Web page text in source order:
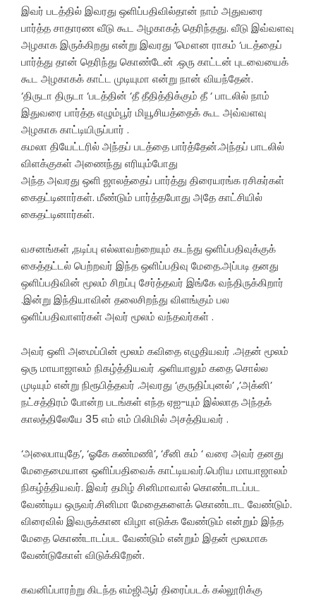
இவர் படத்தில் இவரது ஒளிப்பதிவில்தான் நாம் அதுவரை
பார்த்த சாதாரண வீடு கூட அழகாகத் தெரிந்தது. வீடு இவ்வளவு
அழகாக இருக்கிறது என்று இவரது ‘மௌன ராகம் ‘படத்தைப்
பார்த்து தான் தெரிந்து கொண்டேன் .ஒரு காட்டன் புடவையைக்
கூட அழகாகக் காட்ட முடியுமா என்று நான் வியந்தேன்.
‘திருடா திருடா ‘படத்தின் ‘தீ தீதித்திக்கும் தீ ‘ பாடலில் நாம்
இதுவரை பார்த்த எழும்பூர் மியூசியத்தைக் கூட அவ்வளவு
அழகாக காட்டியிருப்பார் .
கமலா தியேட்டரில் அந்தப் படத்தை பார்த்தேன்.அந்தப் பாடலில்
விளக்குகள் அணைந்து எரியும்போது
அந்த அவரது ஒளி ஜாலத்தைப் பார்த்து திரையரங்க ரசிகர்கள்
கைதட்டினார்கள். மீண்டும் பார்த்தபோது அதே காட்சியில்
கைதட்டினார்கள்.
வசனங்கள் ,நடிப்பு எல்லாவற்றையும் கடந்து ஒளிப்பதிவுக்குக்
கைத்தட்டல் பெற்றவர் இந்த ஒளிப்பதிவு மேதை.அப்படி தனது
ஒளிப்பதிவின் மூலம் சிறப்பு சேர்த்தவர் இங்கே வந்திருக்கிறார்
.இன்று இந்தியாவின் தலைசிறந்து விளங்கும் பல
ஒளிப்பதிவாளர்கள் அவர் மூலம் வந்தவர்கள் .
அவர் ஒளி அமைப்பின் மூலம் கவிதை எழுதியவர் .அதன் மூலம்
ஒரு மாயாஜாலம் நிகழ்த்தியவர் .ஒளியாலும் கதை சொல்ல
முடியும் என்று நிரூபித்தவர் .அவரது ‘குருதிப்புனல்’ ,’அக்னி’
நட்சத்திரம் போன்ற படங்கள் எந்த ஏஐ-யும் இல்லாத அந்தக்
காலத்திலேயே 35 எம் எம் பிலிமில் அசத்தியவர் .
‘அலைபாயுதே’, ‘ஓகே கண்மணி’, ‘சீனி கம் ‘ வரை அவர் தனது
மேதைமையான ஒளிப்பதிவைக் காட்டியவர்.பெரிய மாயாஜாலம்
நிகழ்த்தியவர். இவர் தமிழ் சினிமாவால் கொண்டாடப்பட
வேண்டிய ஒருவர்.சினிமா மேதைகளைக் கொண்டாட வேண்டும்.
விரைவில் இவருக்கான விழா எடுக்க வேண்டும் என்றும் இந்த
மேதை கொண்டாடப்பட வேண்டும் என்றும் இதன் மூலமாக
வேண்டுகோள் விடுக்கிறேன்.
கவனிப்பாரற்று கிடந்த எம்ஜிஆர் திரைப்படக் கல்லூரிக்கு